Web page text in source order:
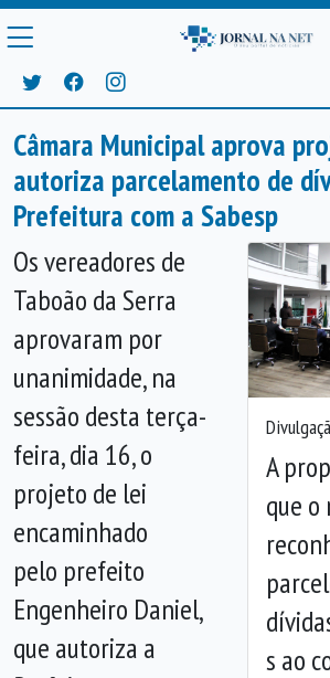
Câmara Municipal aprova
autoriza parcelamento de
Prefeitura com a Sabesp
A
que o
s ao
Anterior
Os vereadores de
Taboão da Serra
aprovaram por
unanimidade, na
sessão desta terça-
feira, dia 16, o
projeto de lei
encaminhado
pelo prefeito
Engenheiro Daniel,
que autoriza a